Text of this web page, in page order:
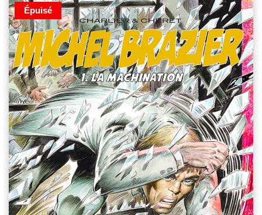
Épuisé